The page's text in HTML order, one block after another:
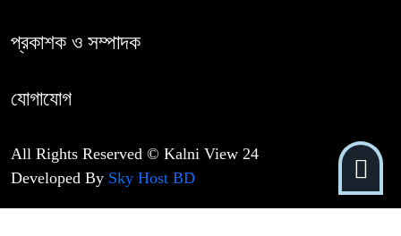
প্রকাশক ও সম্পাদক
যোগাযোগ
All Rights Reserved © Kalni View 24
Developed By Sky Host BD